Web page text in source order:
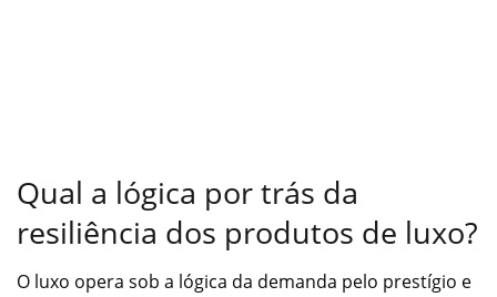
Qual a lógica por trás da
resiliência dos produtos de luxo?
O luxo opera sob a lógica da demanda pelo prestígio e